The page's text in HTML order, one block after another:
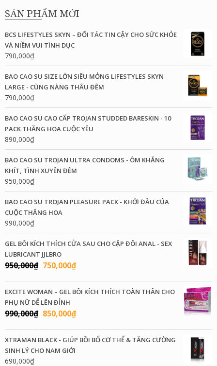
SẢN PHẨM MỚI
BCS LIFESTYLES SKYN – ĐỐI TÁC TIN CẬY CHO SỨC KHỎE
VÀ NIỀM VUI TÌNH DỤC
790,000₫
BAO CAO SU SIZE LỚN SIÊU MỎNG LIFESTYLES SKYN
LARGE - CÙNG NÀNG THÂU ĐÊM
790,000₫
BAO CAO SU CAO CẤP TROJAN STUDDED BARESKIN - 10
PACK THĂNG HOA CUỘC YÊU
890,000₫
BAO CAO SU TROJAN ULTRA CONDOMS - ÔM KHẮNG
KHÍT, TÌNH XUYÊN ĐÊM
950,000₫
BAO CAO SU TROJAN PLEASURE PACK - KHỞI ĐẦU CỦA
CUỘC THĂNG HOA
990,000₫
GEL BÔI KÍCH THÍCH CỬA SAU CHO CẶP ĐÔI ANAL - SEX
LUBRICANT JJLBRO
950,000₫ Giá
là:
950,000₫.
750,000₫Giá
tại
là:
EXCITE WOMAN – GEL BÔI KÍCH THÍCH TOÀN THÂN CHO
PHỤ NỮ DỄ LÊN ĐỈNH
990,000₫ Giá
là:
990,000₫.
850,000₫Giá
tại
là:
XTRAMAN BLACK - GIÚP BỒI BỔ CƠ THỂ & TĂNG CƯỜNG
SINH LÝ CHO NAM GIỚI
690,000₫